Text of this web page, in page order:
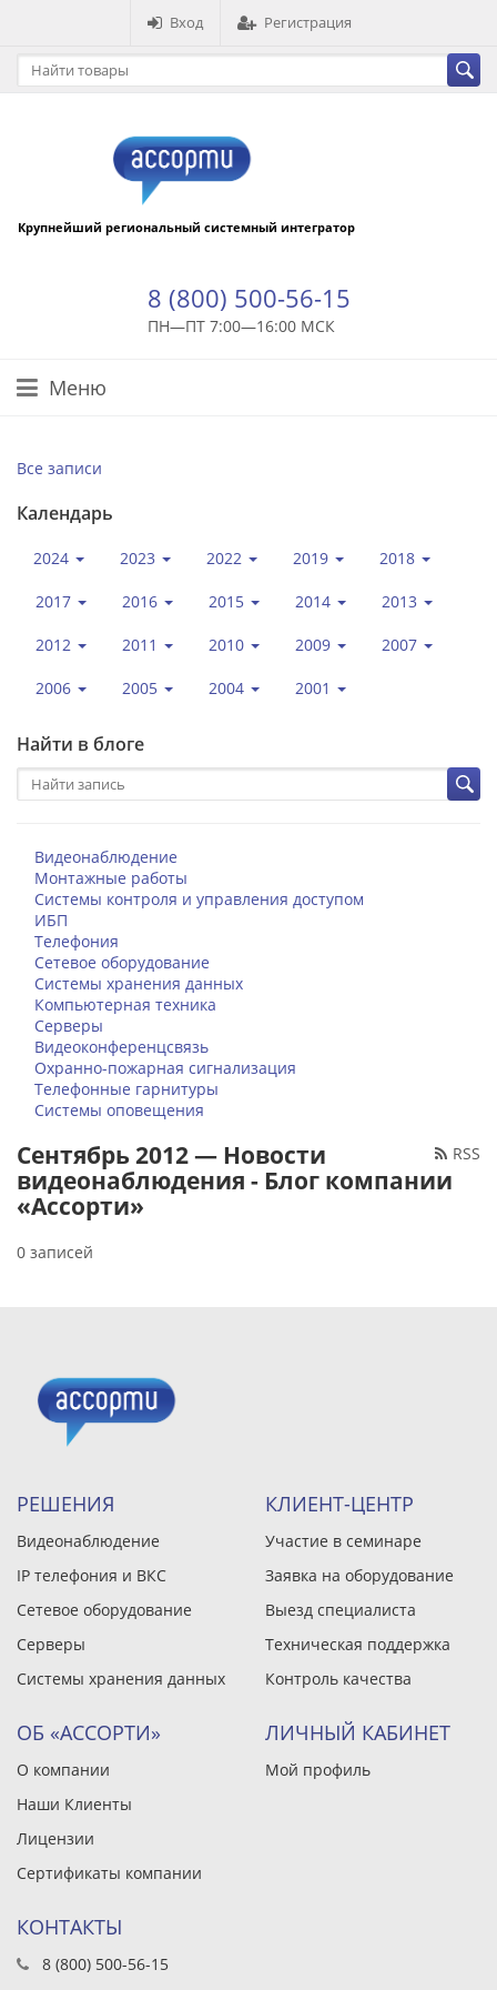
Вход Регистрация
Крупнейший региональный системный интегратор
8 (800) 500-56-15
ПН—ПТ 7:00—16:00 МСК
Меню
Все записи
Календарь
2024 2023 2022 2019 2018
2017 2016 2015 2014 2013
2012 2011 2010 2009 2007
2006 2005 2004 2001
Найти в блоге
Видеонаблюдение
Монтажные работы
Системы контроля и управления доступом
ИБП
Телефония
Сетевое оборудование
Системы хранения данных
Компьютерная техника
Серверы
Видеоконференцсвязь
Охранно-пожарная сигнализация
Телефонные гарнитуры
Системы оповещения
RSS
Сентябрь 2012 — Новости
видеонаблюдения - Блог компании
«Ассорти»
0 записей
РЕШЕНИЯ
Видеонаблюдение
IP телефония и ВКС
Сетевое оборудование
Серверы
Системы хранения данных
КЛИЕНТ-ЦЕНТР
Участие в семинаре
Заявка на оборудование
Выезд специалиста
Техническая поддержка
Контроль качества
ОБ «АССОРТИ»
О компании
Наши Клиенты
Лицензии
Сертификаты компании
ЛИЧНЫЙ КАБИНЕТ
Мой профиль
КОНТАКТЫ
8 (800) 500-56-15